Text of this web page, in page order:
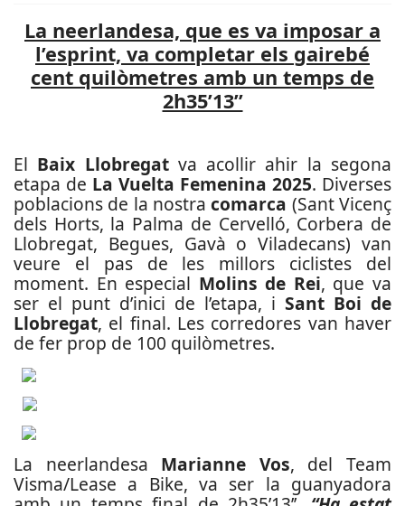
La neerlandesa, que es va imposar a
l’esprint, va completar els gairebé
cent quilòmetres amb un temps de
2h35’13’’
El Baix Llobregat va acollir ahir la segona
etapa de La Vuelta Femenina 2025. Diverses
poblacions de la nostracomarca (Sant Vicenç
dels Horts, la Palma de Cervelló, Corbera de
Llobregat, Begues, Gavà o Viladecans) van
veure el pas de les millors ciclistes del
moment. En especial Molins de Rei, que va
ser el punt d’inici de l’etapa, i Sant Boi de
Llobregat, el final. Les corredores van haver
de fer prop de 100 quilòmetres.
La neerlandesa Marianne Vos, del Team
Visma/Lease a Bike, va ser la guanyadora